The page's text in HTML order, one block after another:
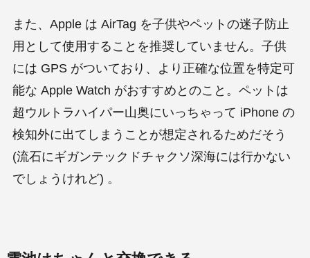
また、Apple は AirTag を子供やペットの迷子防止
用として使用することを推奨していません。子供
には GPS がついており、より正確な位置を特定可
能な Apple Watch がおすすめとのこと。ペットは
超ウルトラハイパー山奥にいっちゃって iPhone の
検知外に出てしまうことが想定されるためだそう
(流石にギガンテックドチャクソ深海には行かない
でしょうけれど) 。